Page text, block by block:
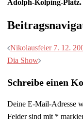
Adolph-Kolping-Platz.
Nikolausfeier 7. 12.
Dia Show
Schreibe einen
Deine E-Mail-Adresse
Felder sind mit *